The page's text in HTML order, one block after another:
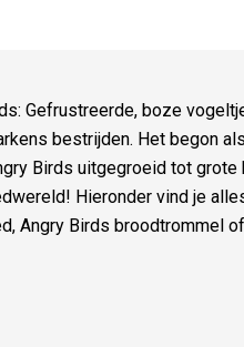
Gefrustreerde, boze
bestrijden. Het begon
Birds uitgegroeid tot
Hieronder vind je
Angry Birds broodtrommel